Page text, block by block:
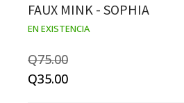
FAUX MINK - SOPHIA
EN EXISTENCIA
Q75.00
Original
Q35.00Current